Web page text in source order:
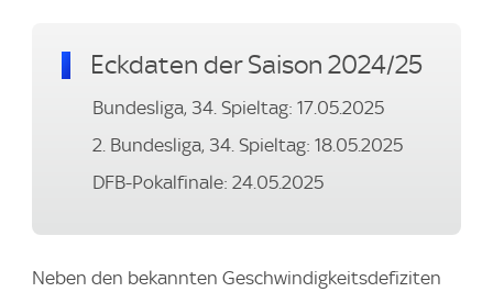
Eckdaten der Saison 2024/25
Bundesliga, 34. Spieltag: 17.05.2025
2. Bundesliga, 34. Spieltag: 18.05.2025
DFB-Pokalfinale: 24.05.2025
Neben den bekannten Geschwindigkeitsdefiziten